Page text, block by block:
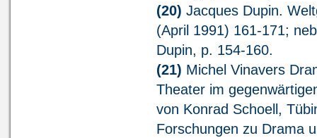
(20) Jacques Dupin.
(April 1991) 161-171;
Dupin, p. 154-160.
(21) Michel Vinavers
Theater im
von Konrad Schoell,
Forschungen zu Drama